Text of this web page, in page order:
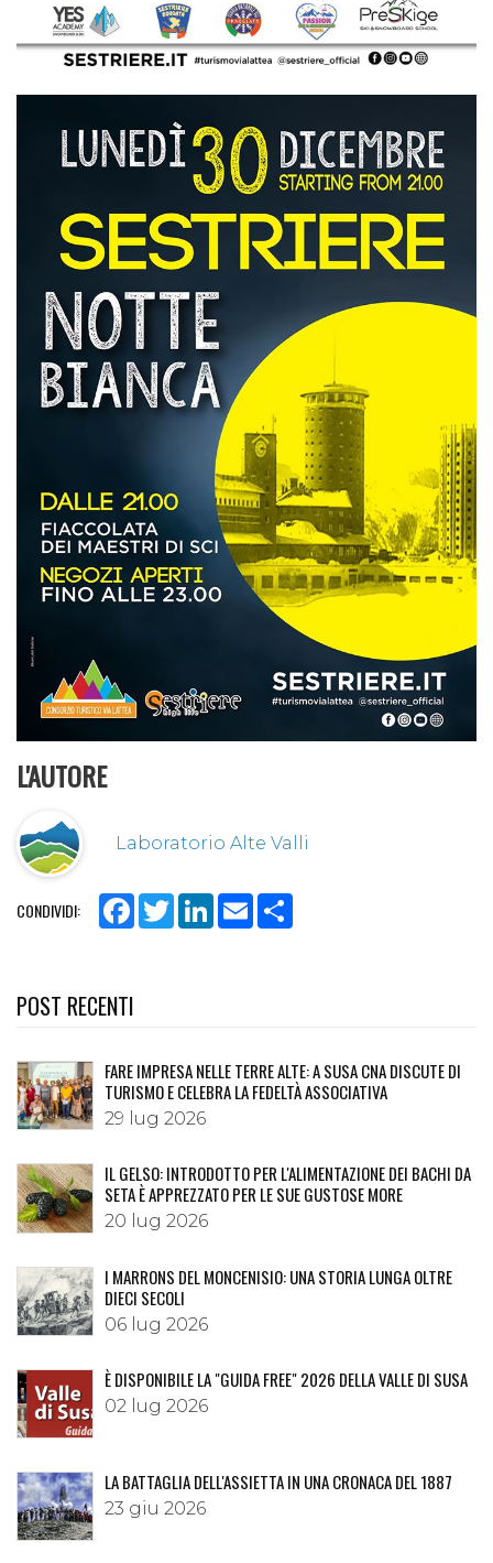
L'AUTORE
Laboratorio Alte Valli
CONDIVIDI: Facebook
TwitterLinkedIn
Email
POST RECENTI
FARE IMPRESA NELLE TERRE ALTE: A SUSA CNA DISCUTE DI
TURISMO E CELEBRA LA FEDELTÀ ASSOCIATIVA
29 lug 2026
IL GELSO: INTRODOTTO PER L'ALIMENTAZIONE DEI BACHI DA
SETA È APPREZZATO PER LE SUE GUSTOSE MORE
20 lug 2026
I MARRONS DEL MONCENISIO: UNA STORIA LUNGA OLTRE
DIECI SECOLI
06 lug 2026
È DISPONIBILE LA "GUIDA FREE" 2026 DELLA VALLE DI SUSA
02 lug 2026
LA BATTAGLIA DELL'ASSIETTA IN UNA CRONACA DEL 1887
23 giu 2026